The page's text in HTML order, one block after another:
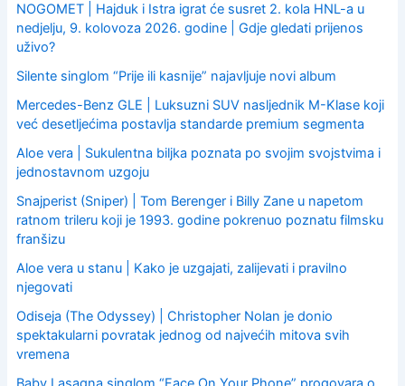
NOGOMET | Hajduk i Istra igrat će susret 2. kola HNL-a u
nedjelju, 9. kolovoza 2026. godine | Gdje gledati prijenos
uživo?
Silente singlom “Prije ili kasnije” najavljuje novi album
Mercedes-Benz GLE | Luksuzni SUV nasljednik M-Klase koji
već desetljećima postavlja standarde premium segmenta
Aloe vera | Sukulentna biljka poznata po svojim svojstvima i
jednostavnom uzgoju
Snajperist (Sniper) | Tom Berenger i Billy Zane u napetom
ratnom trileru koji je 1993. godine pokrenuo poznatu filmsku
franšizu
Aloe vera u stanu | Kako je uzgajati, zalijevati i pravilno
njegovati
Odiseja (The Odyssey) | Christopher Nolan je donio
spektakularni povratak jednog od najvećih mitova svih
vremena